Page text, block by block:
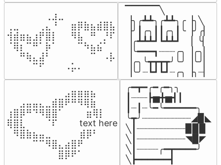
⠀⠀⠀⠀⠀⠀⢀⣰⣀⠀⠀⠀⠀⠀⠀⠀⠀
⢀⣀⠀⠀⠀⢀⣄⠘⠀⠀⣶⡿⣷⣦⣾⣿⣧
⢺⣾⣶⣦⣰⡟⣿⡇⠀⠀⠻⣧⠀⠛⠀⡘⠏
⠈⢿⡆⠉⠛⠁⡷⠁⠀⠀⠀⠉⠳⣦⣮⠁⠀
⠀⠀⠛⢷⣄⣼⠃⠀⠀⠀⠀⠀⠀⠉⠀⠠⡧
⠀⠀⠀⠀⠉⠋⠀⠀⠀⠠⡥⠄⠀⠀⠀⠀⠀
▔▔▔▔▔╲
▕╮╭┻┻╮╭┻┻╮╭▕╮╲
▕╯┃╭╮┃┃╭╮┃╰▕╯╭▏
▕╭┻┻┻┛┗┻┻┛  ▕  ╰▏
▕╰━━━┓┈┈┈╭╮▕╭╮▏
▕╭╮╰┳┳┳┳╯╰╯▕╰╯▏
▕╰╯┈┗┛┗┛┈╭╮▕╮┈▏
⠀⠀⠀⠀⠀⠀⠀⠀⠀⣠⣶⣶⣶⣦⠀⠀
⠀⠀⣠⣤⣤⣄⣀⣾⣿⠟⠛⠻⢿⣷⠀
⢰⣿⡿⠛⠙⠻⣿⣿⠁⠀⠀ ⠀⣶⢿⡇
⢿⣿⣇⠀⠀⠀⠈⠏⠀⠀⠀ text here
⠀⠻⣿⣷⣦⣤⣀⠀⠀⠀ ⠀⣾⡿⠃⠀
⠀⠀⠀⠀⠉⠉⠻⣿⣄⣴⣿⠟⠀⠀⠀
⠀⠀⠀⠀⠀⠀⠀⠀⣿⡿⠟⠁⠀⠀⠀
╭━┳━╭━╭━╮╮
┃┈┈┈┣▅╋▅┫┃
┃┈┃┈╰━╰━━━━━━╮
╰┳╯┈┈┈┈┈┈┈┈┈◢▉◣
╲┃┈┈┈┈┈┈┈┈┈▉▉▉
╲┃┈┈┈┈┈┈┈┈┈◥▉◤
╲┃┈┈┈┈╭━┳━━━━╯
╲┣━━━━━━┫﻿